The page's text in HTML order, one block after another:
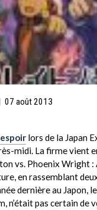
07 août 2013
espoir lors de la Japan
midi. La firme vient
vs. Phoenix Wright
en rassemblant
dernière au Japon,
n’était pas certain de